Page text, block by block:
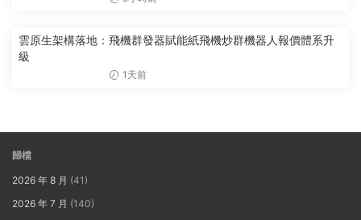
雲原生架構落地：飛機群發器賦能紙飛機炒群機器人報價體系升
級
1天前
歸檔
2026 年 8 月 (41)
2026 年 7 月 (140)